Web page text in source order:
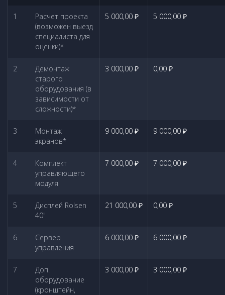
1
Расчет проекта
(возможен выезд
специалиста для
оценки)*
5 000,00 ₽ 5 000,00 ₽
2
Демонтаж
старого
оборудования (в
зависимости от
сложности)*
3 000,00 ₽ 0,00 ₽
3
Монтаж
экранов*
9 000,00 ₽ 9 000,00 ₽
4
Комплект
управляющего
модуля
7 000,00 ₽ 7 000,00 ₽
5
Дисплей Rolsen
40"
21 000,00 ₽ 0,00 ₽
6
Сервер
управления
6 000,00 ₽ 6 000,00 ₽
7
Доп.
оборудование
(кронштейн,
3 000,00 ₽ 3 000,00 ₽